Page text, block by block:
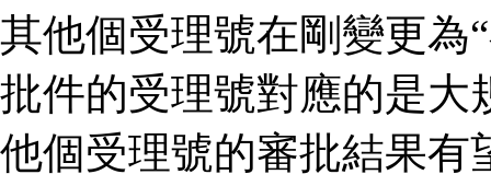
其他個受理號在剛變更為
批件的受理號對應的是大
他個受理號的審批結果有